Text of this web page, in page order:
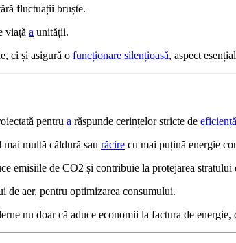
fluctuații bruște.
viață a unității.
ci și asigură o funcționare silențioasă, aspect
pentru a răspunde cerințelor stricte de
mai multă căldură sau răcire cu mai puțină energie
emisiile de CO2 și contribuie la protejarea stratului
de aer, pentru optimizarea consumului.
nu doar că aduce economii la factura de